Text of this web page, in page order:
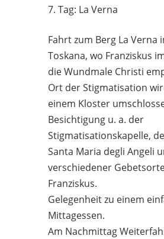
7. Tag: La Verna
Fahrt zum Berg La Verna
Toskana, wo Franziskus
die Wundmale Christi
Ort der Stigmatisation
einem Kloster
Besichtigung u. a. der
Stigmatisationskapelle,
Santa Maria degli Angeli
verschiedener
Franziskus.
Gelegenheit zu einem
Mittagessen.
Am Nachmittag